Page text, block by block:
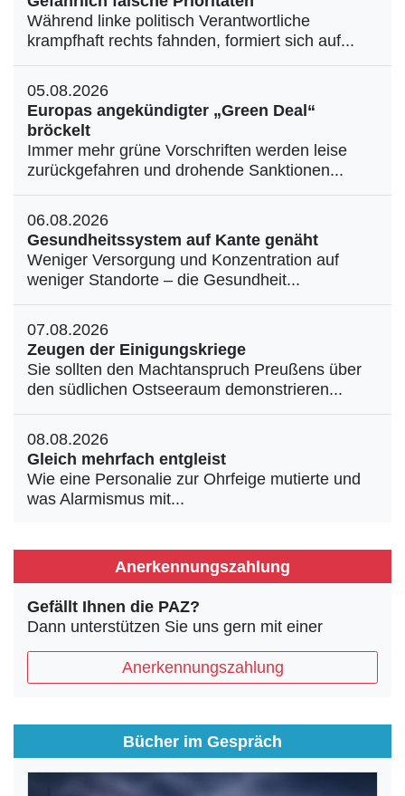
Während linke politisch Verantwortliche
krampfhaft rechts fahnden, formiert sich auf...
05.08.2026
Europas angekündigter „Green Deal“
bröckelt
Immer mehr grüne Vorschriften werden leise
zurückgefahren und drohende Sanktionen...
06.08.2026
Gesundheitssystem auf Kante genäht
Weniger Versorgung und Konzentration auf
weniger Standorte – die Gesundheit...
07.08.2026
Zeugen der Einigungskriege
Sie sollten den Machtanspruch Preußens über
den südlichen Ostseeraum demonstrieren...
08.08.2026
Gleich mehrfach entgleist
Wie eine Personalie zur Ohrfeige mutierte und
was Alarmismus mit...
Anerkennungszahlung
Gefällt Ihnen die PAZ?
Dann unterstützen Sie uns gern mit einer
Anerkennungszahlung
Bücher im Gespräch